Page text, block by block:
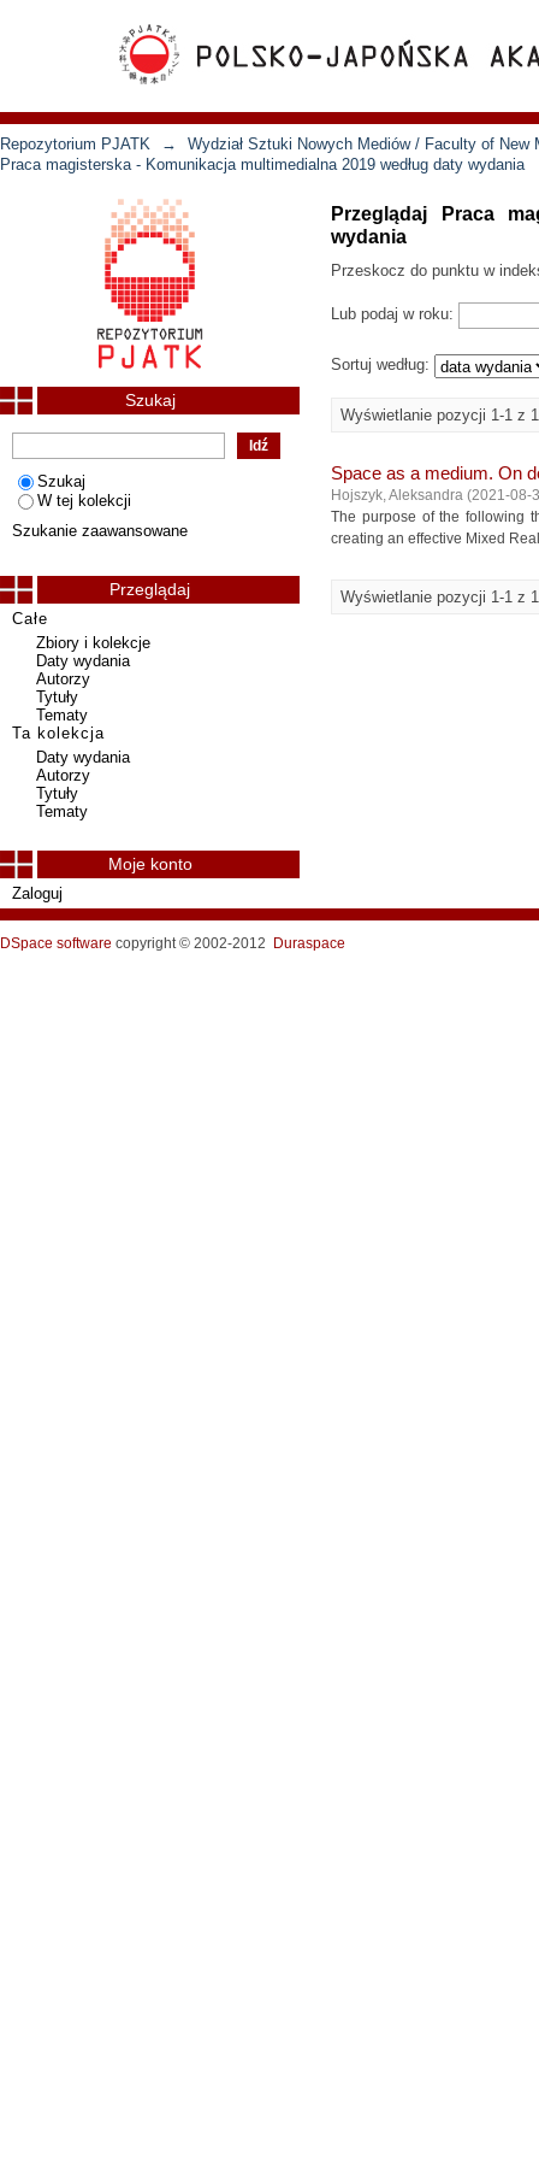
Repozytorium PJATK →
Wydział Sztuki Nowych Mediów / Faculty of New
Praca magisterska - Komunikacja multimedialna 2019 według daty wydania
Przeglądaj Praca
wydania
Przeskocz do punktu w
Lub podaj w roku:
Sortuj według:
Wyświetlanie pozycji 1-1 z 1
Space as a medium. On
Hojszyk, Aleksandra (2021-08-
The purpose of the following
creating an effective Mixed
Wyświetlanie pozycji 1-1 z 1
Szukaj
Szukaj
W tej kolekcji
Szukanie zaawansowane
Przeglądaj
Całe
Zbiory i kolekcje
Daty wydania
Autorzy
Tytuły
Tematy
Ta kolekcja
Daty wydania
Autorzy
Tytuły
Tematy
Moje konto
Zaloguj
DSpace software copyright © 2002-2012 Duraspace